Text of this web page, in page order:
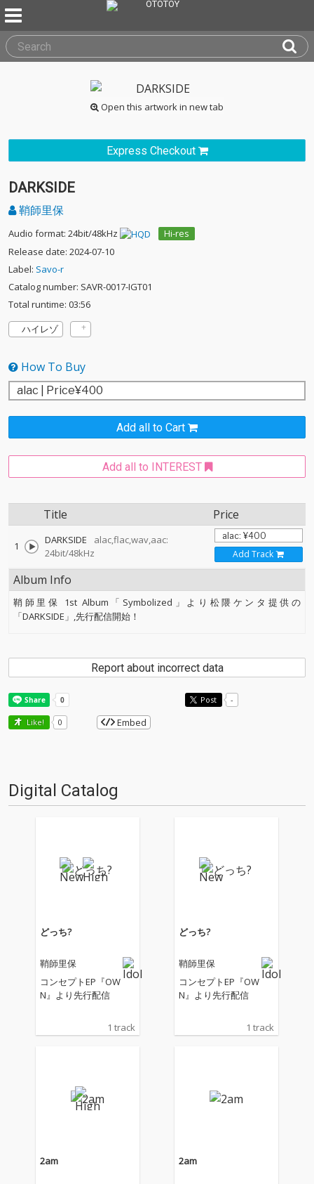
Open this artwork in new tab
Express Checkout
DARKSIDE
鞘師里保
Audio format: 24bit/48kHz
Hi-res
Release date: 2024-07-10
Label: Savo-r
Catalog number: SAVR-0017-IGT01
Total runtime: 03:56
ハイレゾ
How To Buy
Add all to Cart
Add all to INTEREST
Title Price
1 DARKSIDE
alac,flac,wav,aac:
24bit/48kHz
Add Track
Album Info
鞘師里保 1st Album「Symbolized」より松隈ケンタ提供の
「DARKSIDE」,先行配信開始！
Report about incorrect data
Post -
Like! 0 Embed
Digital Catalog
どっち?
鞘師里保
コンセプトEP『OW
N』より先行配信
1 track
どっち?
鞘師里保
コンセプトEP『OW
N』より先行配信
1 track
2am 2am